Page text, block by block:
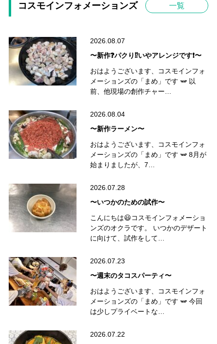
コスモインフォメーションズ 一覧
2026.08.07
〜新作❓パクり⁉️いやアレンジです❗️〜
おはようございます、コスモインフォ
メーションズの「まめ」です 🫛 以
前、他現場の創作チャー…
2026.08.04
〜新作ラーメン〜
おはようございます、コスモインフォ
メーションズの「まめ」です 🫛 8月が
始まりましたが、7…
2026.07.28
〜いつかのための試作〜
こんにちは😃コスモインフォメーショ
ンズのオクラです。 いつかのデザート
に向けて、試作をして…
2026.07.23
〜週末のタコスパーティ〜
おはようございます、コスモインフォ
メーションズの「まめ」です 🫛 今回
は少しプライベートな…
2026.07.22